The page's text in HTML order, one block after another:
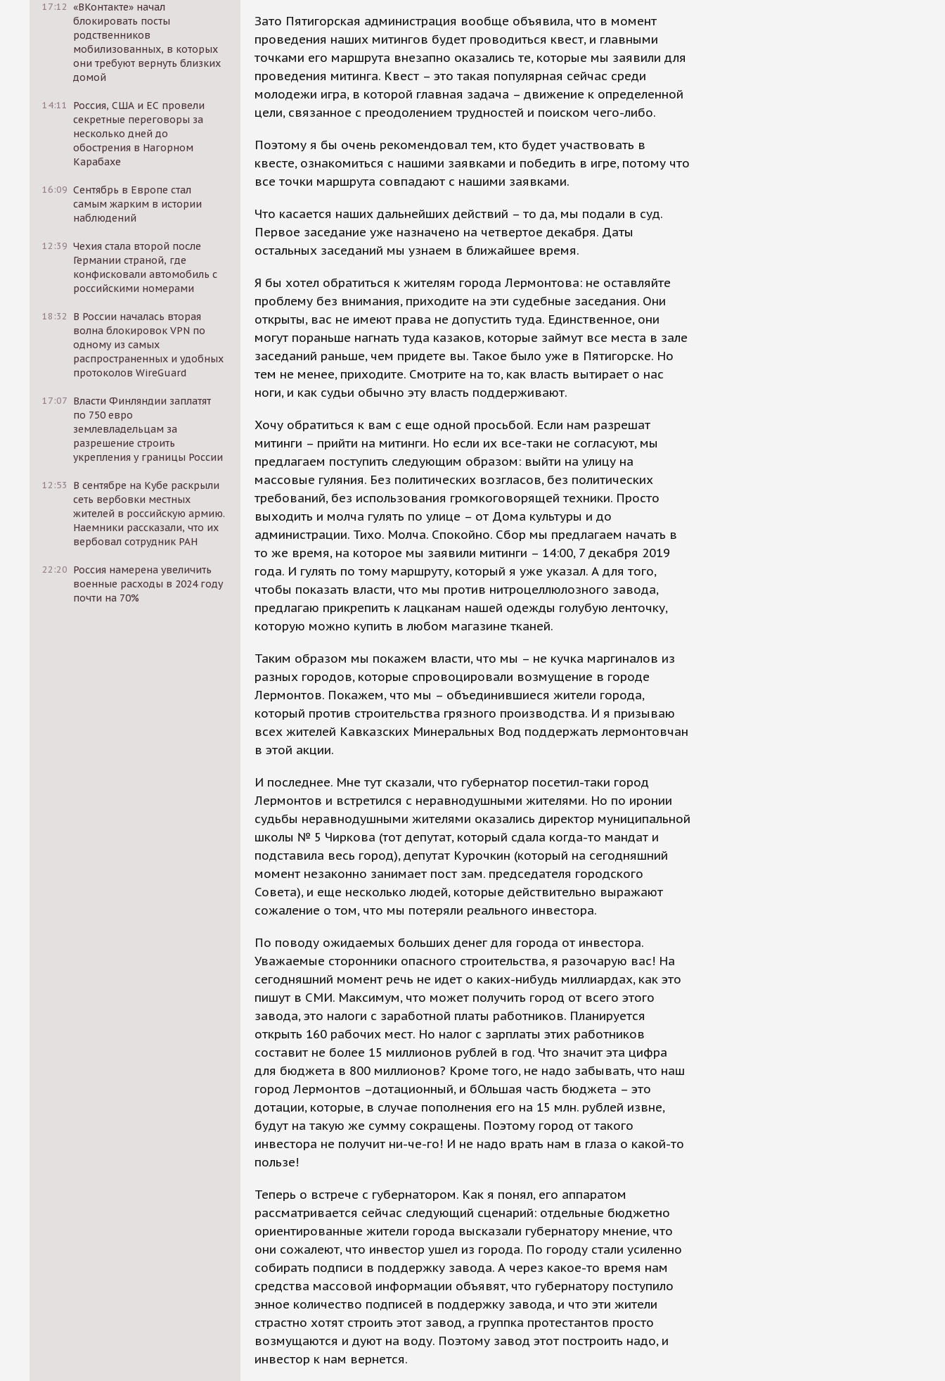
17:12 «ВКонтакте» начал
блокировать посты
родственников
мобилизованных, в которых
они требуют вернуть близких
домой
14:11
Россия, США и ЕС провели
секретные переговоры за
несколько дней до
обострения в Нагорном
Карабахе
16:09 Сентябрь в Европе стал
самым жарким в истории
наблюдений
12:39 Чехия стала второй после
Германии страной, где
конфисковали автомобиль с
российскими номерами
18:32
В России началась вторая
волна блокировок VPN по
одному из самых
распространенных и удобных
протоколов WireGuard
17:07 Власти Финляндии заплатят
по 750 евро
землевладельцам за
разрешение строить
укрепления у границы России
12:53
В сентябре на Кубе раскрыли
сеть вербовки местных
жителей в российскую армию.
Наемники рассказали, что их
вербовал сотрудник РАН
22:20 Россия намерена увеличить
военные расходы в 2024 году
почти на 70%
Зато Пятигорская администрация вообще объявила, что в момент
проведения наших митингов будет проводиться квест, и главными
точками его маршрута внезапно оказались те, которые мы заявили для
проведения митинга. Квест – это такая популярная сейчас среди
молодежи игра, в которой главная задача – движение к определенной
цели, связанное с преодолением трудностей и поиском чего-либо.
Поэтому я бы очень рекомендовал тем, кто будет участвовать в
квесте, ознакомиться с нашими заявками и победить в игре, потому что
все точки маршрута совпадают с нашими заявками.
Что касается наших дальнейших действий – то да, мы подали в суд.
Первое заседание уже назначено на четвертое декабря. Даты
остальных заседаний мы узнаем в ближайшее время.
Я бы хотел обратиться к жителям города Лермонтова: не оставляйте
проблему без внимания, приходите на эти судебные заседания. Они
открыты, вас не имеют права не допустить туда. Единственное, они
могут пораньше нагнать туда казаков, которые займут все места в зале
заседаний раньше, чем придете вы. Такое было уже в Пятигорске. Но
тем не менее, приходите. Смотрите на то, как власть вытирает о нас
ноги, и как судьи обычно эту власть поддерживают.
Хочу обратиться к вам с еще одной просьбой. Если нам разрешат
митинги – прийти на митинги. Но если их все-таки не согласуют, мы
предлагаем поступить следующим образом: выйти на улицу на
массовые гуляния. Без политических возгласов, без политических
требований, без использования громкоговорящей техники. Просто
выходить и молча гулять по улице – от Дома культуры и до
администрации. Тихо. Молча. Спокойно. Сбор мы предлагаем начать в
то же время, на которое мы заявили митинги – 14:00, 7 декабря 2019
года. И гулять по тому маршруту, который я уже указал. А для того,
чтобы показать власти, что мы против нитроцеллюлозного завода,
предлагаю прикрепить к лацканам нашей одежды голубую ленточку,
которую можно купить в любом магазине тканей.
Таким образом мы покажем власти, что мы – не кучка маргиналов из
разных городов, которые спровоцировали возмущение в городе
Лермонтов. Покажем, что мы – объединившиеся жители города,
который против строительства грязного производства. И я призываю
всех жителей Кавказских Минеральных Вод поддержать лермонтовчан
в этой акции.
И последнее. Мне тут сказали, что губернатор посетил-таки город
Лермонтов и встретился с неравнодушными жителями. Но по иронии
судьбы неравнодушными жителями оказались директор муниципальной
школы № 5 Чиркова (тот депутат, который сдала когда-то мандат и
подставила весь город), депутат Курочкин (который на сегодняшний
момент незаконно занимает пост зам. председателя городского
Совета), и еще несколько людей, которые действительно выражают
сожаление о том, что мы потеряли реального инвестора.
По поводу ожидаемых больших денег для города от инвестора.
Уважаемые сторонники опасного строительства, я разочарую вас! На
сегодняшний момент речь не идет о каких-нибудь миллиардах, как это
пишут в СМИ. Максимум, что может получить город от всего этого
завода, это налоги с заработной платы работников. Планируется
открыть 160 рабочих мест. Но налог с зарплаты этих работников
составит не более 15 миллионов рублей в год. Что значит эта цифра
для бюджета в 800 миллионов? Кроме того, не надо забывать, что наш
город Лермонтов –дотационный, и бОльшая часть бюджета – это
дотации, которые, в случае пополнения его на 15 млн. рублей извне,
будут на такую же сумму сокращены. Поэтому город от такого
инвестора не получит ни-че-го! И не надо врать нам в глаза о какой-то
пользе!
Теперь о встрече с губернатором. Как я понял, его аппаратом
рассматривается сейчас следующий сценарий: отдельные бюджетно
ориентированные жители города высказали губернатору мнение, что
они сожалеют, что инвестор ушел из города. По городу стали усиленно
собирать подписи в поддержку завода. А через какое-то время нам
средства массовой информации объявят, что губернатору поступило
энное количество подписей в поддержку завода, и что эти жители
страстно хотят строить этот завод, а группка протестантов просто
возмущаются и дуют на воду. Поэтому завод этот построить надо, и
инвестор к нам вернется.